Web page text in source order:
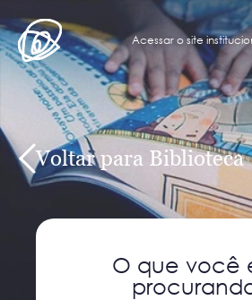
Acessar o site
Voltar para Biblioteca
O que você